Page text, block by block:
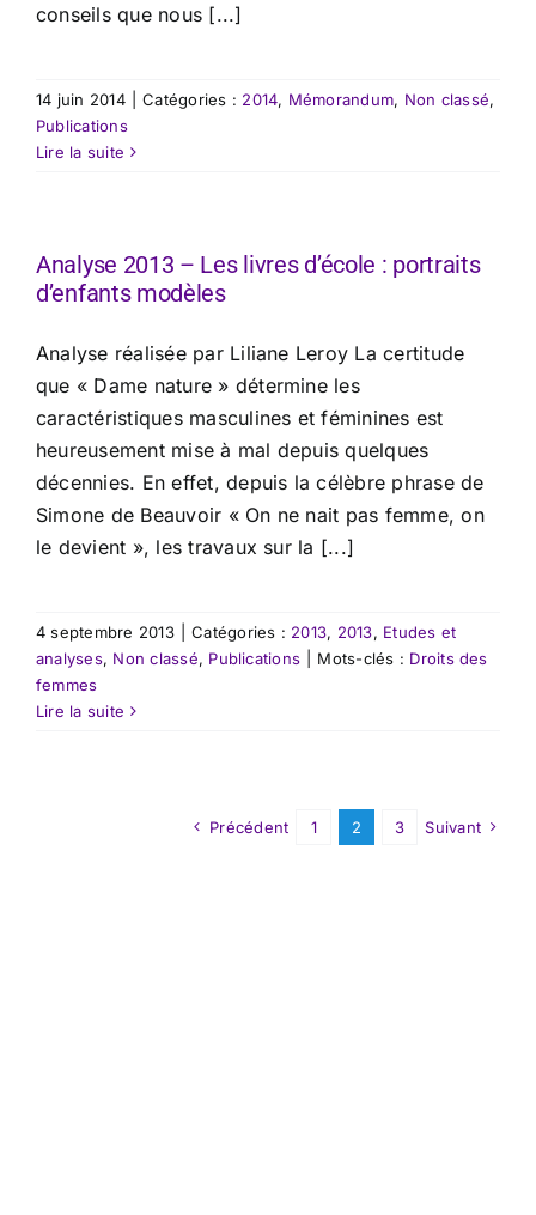
conseils que nous [...]
14 juin 2014 Catégories : 2014, Mémorandum, Non classé,
Publications
Lire la suite
Analyse 2013 – Les livres d’école : portraits
d’enfants modèles
Analyse réalisée par Liliane Leroy La certitude
que « Dame nature » détermine les
caractéristiques masculines et féminines est
heureusement mise à mal depuis quelques
décennies. En effet, depuis la célèbre phrase de
Simone de Beauvoir « On ne nait pas femme, on
le devient », les travaux sur la [...]
4 septembre 2013 Catégories : 2013, 2013, Etudes et
analyses, Non classé, Publications Mots-clés : Droits des
femmes
Lire la suite
Précédent 1 2 3 Suivant